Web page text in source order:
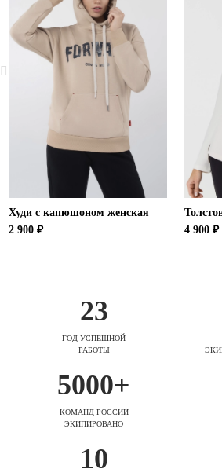
Худи с капюшоном женская
2 900 ₽
4 900 ₽
23
ГОД УСПЕШНОЙ
РАБОТЫ
5000+
КОМАНД РОССИИ
ЭКИПИРОВАНО
10